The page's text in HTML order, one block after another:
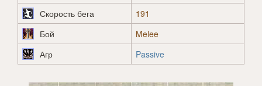
Скорость бега
191
Бой
Melee
Агр
Passive